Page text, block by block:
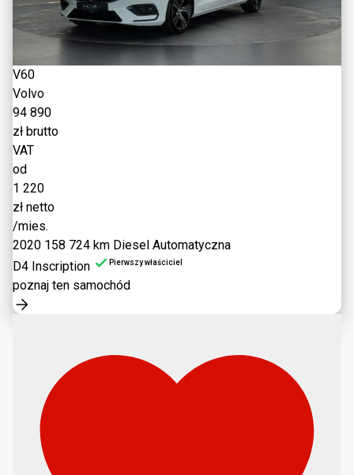
V60
Volvo
94 890
zł brutto
VAT
od
1 220
zł netto
/mies.
2020 158 724 km Diesel Automatyczna
D4 Inscription
Pierwszy właściciel
poznaj ten samochód